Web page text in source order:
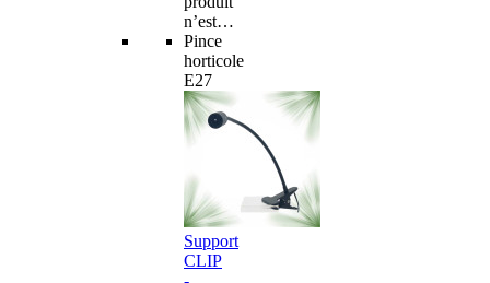
n’est…
Pince
horticole
E27
Support
CLIP